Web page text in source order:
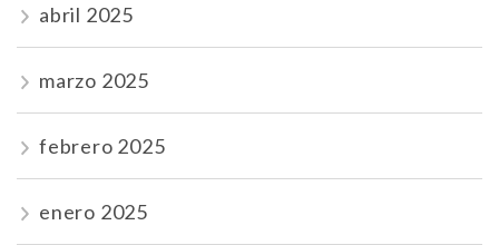
abril 2025
marzo 2025
febrero 2025
enero 2025